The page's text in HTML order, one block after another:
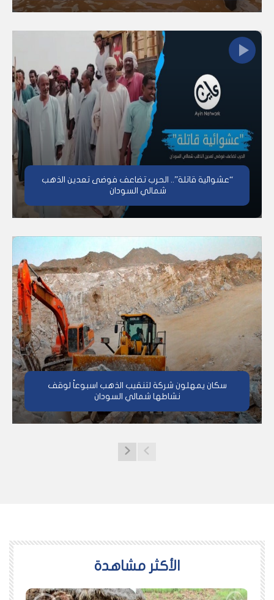
“عشوائية قاتلة”.. الحرب تضاعف فوضى تعدين الذهب
شمالي السودان
سكان يمهلون شركة لتنقيب الذهب اسبوعاً لوقف
نشاطها شمالي السودان
اﻷكثر مشاهدة